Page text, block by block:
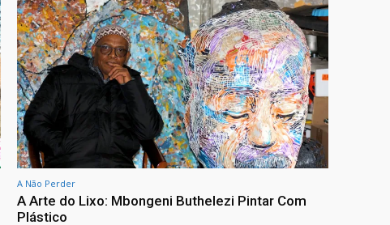
A Não Perder
A Arte do Lixo: Mbongeni Buthelezi Pintar Com
Plástico